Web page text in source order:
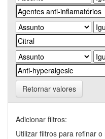
Retornar valores
Adicionar filtros:
Utilizar filtros para refinar